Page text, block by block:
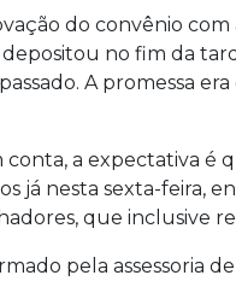
do convênio
no fim da
A promessa
a expectativa é
já nesta sexta-feira,
que inclusive
pela assessoria